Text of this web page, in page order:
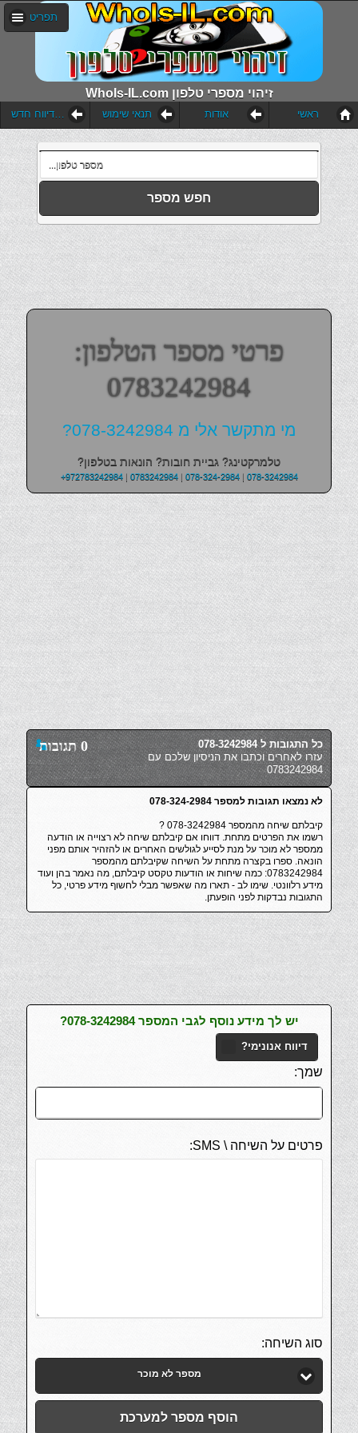
WhoIs-IL.com זיהוי מספרי טלפון
תפריט
הוסף דיווח חדש תנאי שימוש אודות ראשי
חפש מספר
פרטי מספר הטלפון:
0783242984
מי מתקשר אלי מ 078-3242984?
טלמרקטינג? גביית חובות? הונאות בטלפון?
+972783242984| 0783242984| 078-324-2984| 078-3242984
0 תגובות
כל התגובות ל 078-3242984
עזרו לאחרים וכתבו את הניסיון שלכם עם
0783242984
לא נמצאו תגובות למספר 078-324-2984
קיבלתם שיחה מהמספר 078-3242984 ?
רשמו את הפרטים מתחת. דווחו אם קיבלתם שיחה לא רצוייה או הודעה
ממספר לא מוכר על מנת לסייע לגולשים האחרים או להזהיר אותם מפני
הונאה. ספרו בקצרה מתחת על השיחה שקיבלתם מהמספר
0783242984: כמה שיחות או הודעות טקסט קיבלתם, מה נאמר בהן ועוד
מידע רלוונטי. שימו לב - תארו מה שאפשר מבלי לחשוף מידע פרטי, כל
התגובות נבדקות לפני הופעתן.
יש לך מידע נוסף לגבי המספר 078-3242984?
דיווח אנונימי?
שמך:
פרטים על השיחה \ SMS:
סוג השיחה:
מספר לא מוכר
הוסף מספר למערכת